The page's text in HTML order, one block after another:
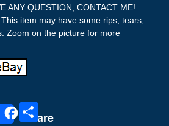
ANY QUESTION, CONTACT ME!
item may have some rips, tears,
Zoom on the picture for more
Share
P